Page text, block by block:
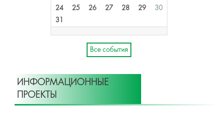
24 25 26 27 28 29
30
31
Все события
ИНФОРМАЦИОННЫЕ
ПРОЕКТЫ